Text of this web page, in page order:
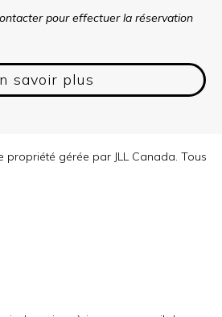
pour effectuer la réservation
savoir plus
propriété gérée par JLL Canada. Tous